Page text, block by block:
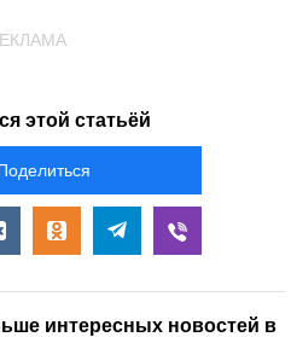
этой статьёй
интересных новостей в